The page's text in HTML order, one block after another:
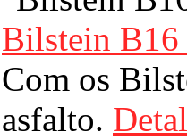
Bilstein B16
Com os
asfalto.